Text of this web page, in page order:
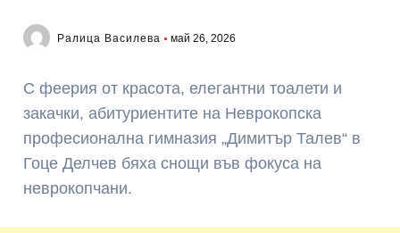
Ралица Василева май 26, 2026
С феерия от красота, елегантни тоалети и
закачки, абитуриентите на Неврокопска
професионална гимназия „Димитър Талев“ в
Гоце Делчев бяха снощи във фокуса на
неврокопчани.